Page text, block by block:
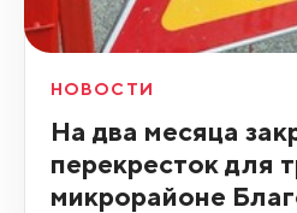
НОВОСТИ
На два месяца
перекресток для
микрорайоне